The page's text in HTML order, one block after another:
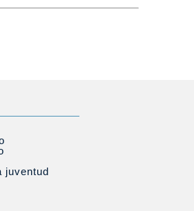
juventud